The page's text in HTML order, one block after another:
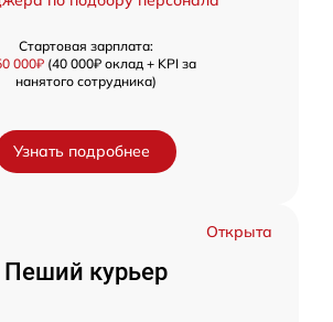
Стартовая зарплата:
000₽(40 000₽ оклад + KPI за
нанятого сотрудника)
Узнать подробнее
Открыта
Пеший курьер